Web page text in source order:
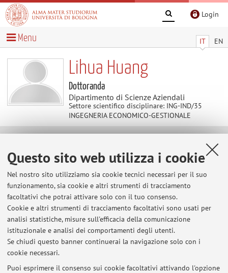
Questo sito web utilizza i cookie
Nel nostro sito utilizziamo sia cookie tecnici necessari per il suo
funzionamento, sia cookie e altri strumenti di tracciamento
facoltativi che potrai attivare solo con il tuo consenso.
Cookie e altri strumenti di tracciamento facoltativi sono usati per
analisi statistiche, misure sull'efficacia della comunicazione
istituzionale e analisi dei comportamenti degli utenti.
Se chiudi questo banner continuerai la navigazione solo con i
cookie necessari.
Puoi esprimere il consenso sui cookie facoltativi attivando l'opzione
Login
IT EN
Menu
Lihua Huang
Dottoranda
Dipartimento di Scienze Aziendali
Settore scientifico disciplinare: ING-IND/35
INGEGNERIA ECONOMICO-GESTIONALE
Contatti
E-mail: lihua.huang3@unibo.it
Dipartimento di Scienze Aziendali
Via Capo di Lucca 34, Bologna -Vai alla mappa